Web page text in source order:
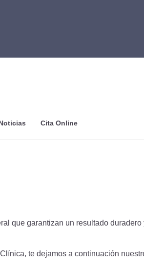
Cita Online
que garantizan un resultado duradero
te dejamos a continuación